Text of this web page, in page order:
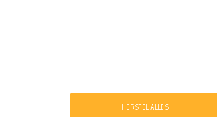
HERSTEL ALLES